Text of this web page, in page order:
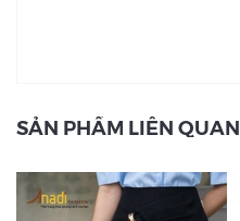
SẢN PHẨM LIÊN QUAN